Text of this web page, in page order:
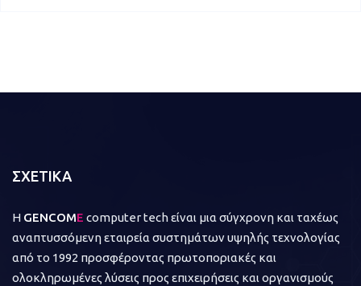
ΣΧΕΤΙΚΑ
Η GENCOME computer tech είναι μια σύγχρονη και ταχέως
αναπτυσσόμενη εταιρεία συστημάτων υψηλής τεχνολογίας
από το 1992 προσφέροντας πρωτοποριακές και
ολοκληρωμένες λύσεις προς επιχειρήσεις και οργανισμούς